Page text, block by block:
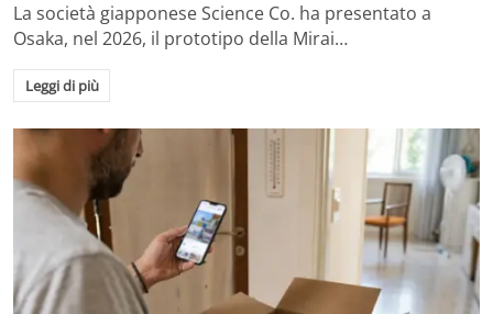
La società giapponese Science Co. ha presentato a
Osaka, nel 2026, il prototipo della Mirai…
Leggi di più